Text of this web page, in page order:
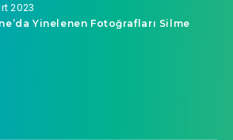
2023
Yinelenen Fotoğrafları Silme